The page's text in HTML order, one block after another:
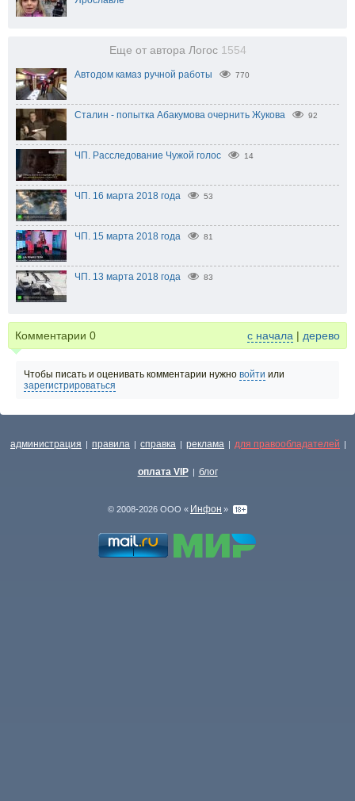
Еще от автора Логос 1554
Автодом камаз ручной работы 770
Сталин - попытка Абакумова очернить Жукова 92
ЧП. Расследование Чужой голос 14
ЧП. 16 марта 2018 года 53
ЧП. 15 марта 2018 года 81
ЧП. 13 марта 2018 года 83
Комментарии 0 с начала | дерево
Чтобы писать и оценивать комментарии нужно войти или
зарегистрироваться
администрация | правила | справка | реклама | для правообладателей |
оплата VIP | блог
© 2008-2026 ООО « Инфон »